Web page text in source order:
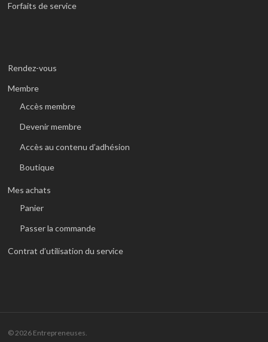
Forfaits de service
Rendez-vous
Membre
Accès membre
Devenir membre
Accès au contenu d’adhésion
Boutique
Mes achats
Panier
Passer la commande
Contrat d’utilisation du service
© 2026 Entrepreneuses.